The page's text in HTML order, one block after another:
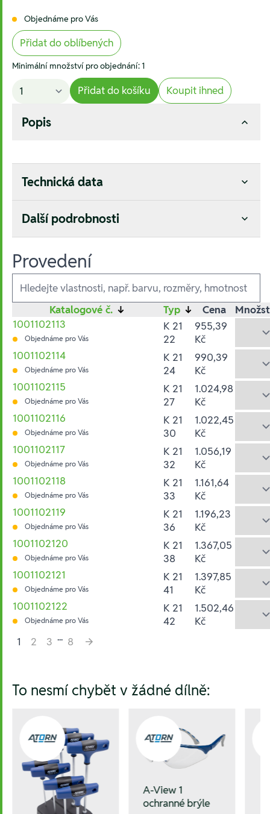
Objednáme pro Vás
Přidat do oblíbených
Minimální množství pro objednání: 1
Přidat do košíku Koupit ihned
Popis
Technická data
Další podrobnosti
Provedení
Ausführungen
Katalogové č. ↓ Typ ↓ Cena
1001102113
Objednáme pro Vás
K 21
22
955,39
Kč
1001102114
Objednáme pro Vás
K 21
24
990,39
Kč
1001102115
Objednáme pro Vás
K 21
27
1.024,98
Kč
1001102116
Objednáme pro Vás
K 21
30
1.022,45
Kč
1001102117
Objednáme pro Vás
K 21
32
1.056,19
Kč
1001102118
Objednáme pro Vás
K 21
33
1.161,64
Kč
1001102119
Objednáme pro Vás
K 21
36
1.196,23
Kč
1001102120
Objednáme pro Vás
K 21
38
1.367,05
Kč
1001102121
Objednáme pro Vás
K 21
41
1.397,85
Kč
1001102122
Objednáme pro Vás
K 21
42
1.502,46
Kč
1
2 3 ... 8
To nesmí chybět v žádné dílně:
A-View 1
ochranné brýle